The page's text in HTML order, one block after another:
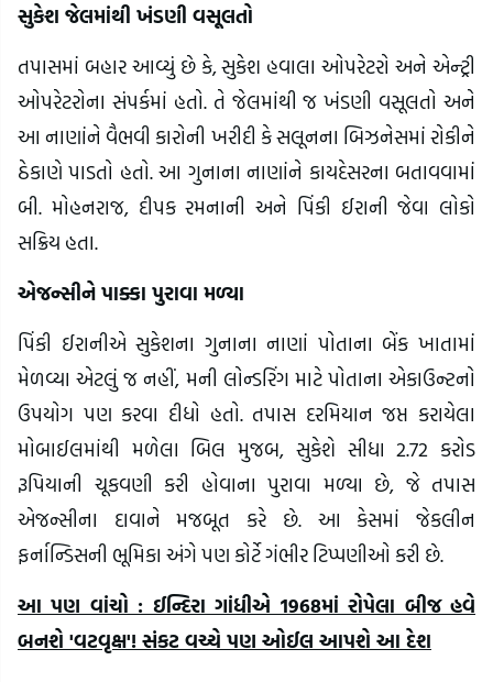
સુકેશ જેલમાંથી ખંડણી વસૂલતો
તપાસમાં બહાર આવ્યું છે કે, સુકેશ હવાલા ઓપરેટરો અને એન્ટ્રી
ઓપરેટરોના સંપર્કમાં હતો. તે જેલમાંથી જ ખંડણી વસૂલતો અને
આ નાણાંને વૈભવી કારોની ખરીદી કે સલૂનના બિઝનેસમાં રોકીને
ઠેકાણે પાડતો હતો. આ ગુનાના નાણાંને કાયદેસરના બતાવવામાં
બી. મોહનરાજ, દીપક રમનાની અને પિંકી ઈરાની જેવા લોકો
સક્રિય હતા.
એજન્સીને પાક્કા પુરાવા મળ્યા
પિંકી ઈરાનીએ સુકેશના ગુનાના નાણાં પોતાના બેંક ખાતામાં
મેળવ્યા એટલું જ નહીં, મની લોન્ડરિંગ માટે પોતાના એકાઉન્ટનો
ઉપયોગ પણ કરવા દીધો હતો. તપાસ દરમિયાન જપ્ત કરાયેલા
મોબાઈલમાંથી મળેલા બિલ મુજબ, સુકેશે સીધા 2.72 કરોડ
રૂપિયાની ચૂકવણી કરી હોવાના પુરાવા મળ્યા છે, જે તપાસ
એજન્સીના દાવાને મજબૂત કરે છે. આ કેસમાં જેકલીન
ફર્નાન્ડિસની ભૂમિકા અંગે પણ કોર્ટે ગંભીર ટિપ્પણીઓ કરી છે.
આ પણ વાંચો : ઈન્દિરા ગાંધીએ 1968માં રોપેલા બીજ હવે
બનશે 'વટવૃક્ષ'! સંકટ વચ્ચે પણ ઓઈલ આપશે આ દેશ